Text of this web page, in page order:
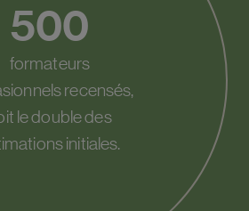
500
formateurs
recensés,
le double des
initiales.